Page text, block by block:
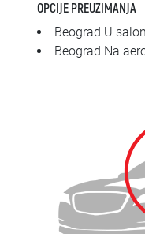
OPCIJE PREUZIMANJA
Beograd U
Beograd Na